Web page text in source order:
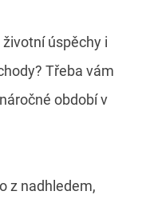
úspěchy i
Třeba vám
období v
z nadhledem,